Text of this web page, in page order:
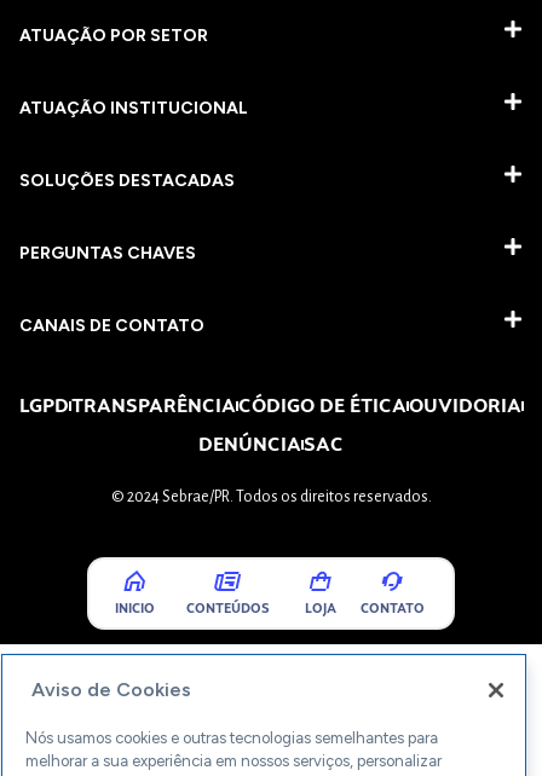
ATUAÇÃO POR SETOR
ATUAÇÃO INSTITUCIONAL
SOLUÇÕES DESTACADAS
PERGUNTAS CHAVES​
CANAIS DE CONTATO
LGPDTRANSPARÊNCIACÓDIGO DE ÉTICAOUVIDORIA
DENÚNCIASAC
© 2024 Sebrae/PR. Todos os direitos reservados.
INICIO CONTEÚDOS LOJA CONTATO
Aviso de Cookies
Nós usamos cookies e outras tecnologias semelhantes para
melhorar a sua experiência em nossos serviços, personalizar